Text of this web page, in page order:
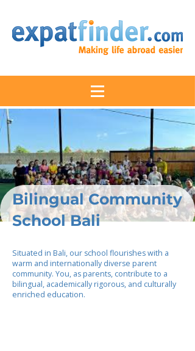
Bilingual Community
School Bali
Situated in Bali, our school flourishes with a
warm and internationally diverse parent
community. You, as parents, contribute to a
bilingual, academically rigorous, and culturally
enriched education.